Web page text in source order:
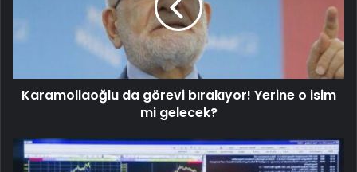
Karamollaoğlu da görevi bırakıyor! Yerine o isim
mi gelecek?